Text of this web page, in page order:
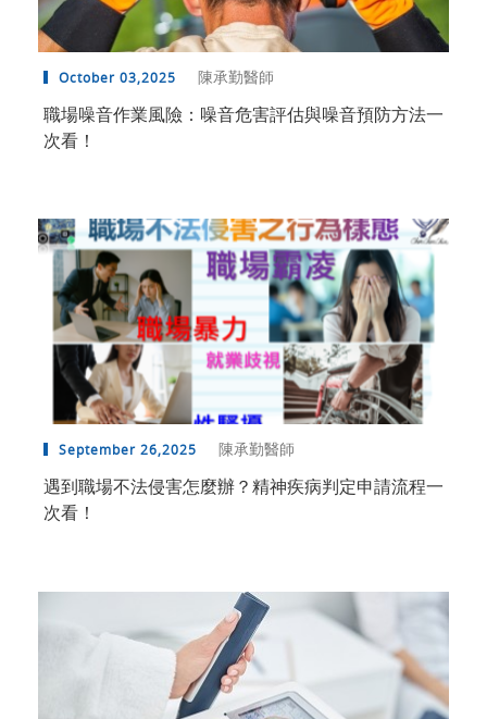
October 03,2025 陳承勤醫師
職場噪音作業風險：噪音危害評估與噪音預防方法一
次看！
September 26,2025 陳承勤醫師
遇到職場不法侵害怎麼辦？精神疾病判定申請流程一
次看！